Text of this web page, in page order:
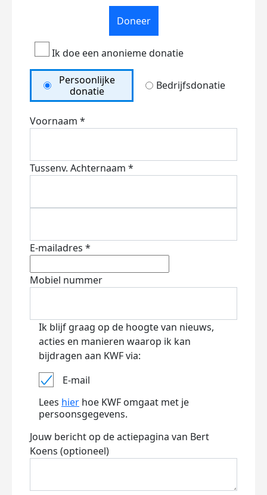
Doneer
Ik doe een anonieme donatie
Persoonlijke
donatie
Bedrijfsdonatie
Voornaam *
Tussenv. Achternaam *
E-mailadres *
Mobiel nummer
Ik blijf graag op de hoogte van nieuws,
acties en manieren waarop ik kan
bijdragen aan KWF via:
E-mail
Lees hier hoe KWF omgaat met je
persoonsgegevens.
Jouw bericht op de actiepagina van Bert
Koens (optioneel)